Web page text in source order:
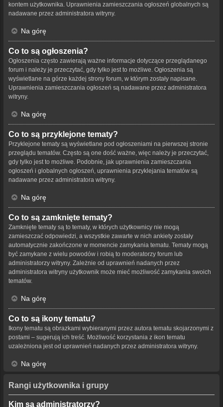
kontem użytkownika. Uprawnienia zamieszczania ogłoszeń globalnych są
nadawane przez administratora witryny.
Na górę
Co to są ogłoszenia?
Ogłoszenia często zawierają ważne informacje dotyczące przeglądanego
forum i należy je przeczytać, gdy tylko jest to możliwe. Ogłoszenia są
wyświetlane na górze każdej strony forum, w którym zostały napisane.
Uprawnienia zamieszczania ogłoszeń są nadawane przez administratora
witryny.
Na górę
Co to są przyklejone tematy?
Przyklejone tematy są wyświetlane pod ogłoszeniami na pierwszej stronie
przeglądu tematów. Często są one dość ważne, więc należy je przeczytać,
gdy tylko jest to możliwe. Podobnie, jak uprawnienia zamieszczania
ogłoszeń i globalnych ogłoszeń, uprawnienia przyklejania tematów są
nadawane przez administratora witryny.
Na górę
Co to są zamknięte tematy?
Zamknięte tematy są to tematy, w których użytkownicy nie mogą
zamieszczać odpowiedzi, a wszystkie zawarte w nich ankiety zostały
automatycznie zakończone w momencie zamykania tematu. Tematy mogą
być zamykane z wielu powodów i robią to moderatorzy forum lub
administratorzy witryny. Zależnie od uprawnień nadanych przez
administratora witryny użytkownik może mieć możliwość zamykania swoich
tematów.
Na górę
Co to są ikony tematu?
Ikony tematu są obrazkami wybieranymi przez autora tematu skojarzonymi z
postami – sugerują ich treść. Możliwość korzystania z ikon tematu
uzależniona jest od uprawnień nadanych przez administratora witryny.
Na górę
Rangi użytkownika i grupy
Kim są administratorzy?